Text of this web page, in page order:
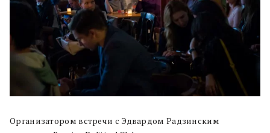
Организатором встречи с Эдвардом Радзинским